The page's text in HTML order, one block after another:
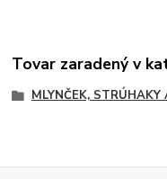
Tovar zaradený v
MLYNČEK, STRÚHAKY